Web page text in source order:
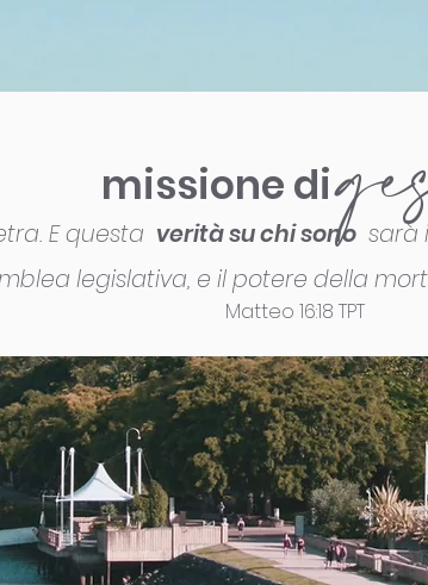
missione di
E questa verità su chi sono sarà
legislativa, e il potere della
Matteo 16:18 TPT